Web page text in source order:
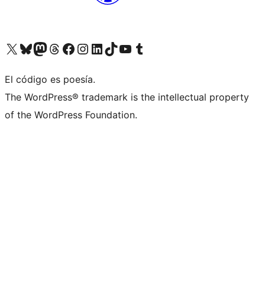
Visit our X (formerly Twitter) account
Visit our Bluesky account
Visita nuestra cuenta de Twitter
Visit our Threads account
Visita nuestra página de Facebook
Visite nuestra cuenta de Instagram
Visit our LinkedIn account
Visit our TikTok account
Visit our YouTube channel
Visit our Tumblr account
El código es poesía.
The WordPress® trademark is the intellectual property
of the WordPress Foundation.